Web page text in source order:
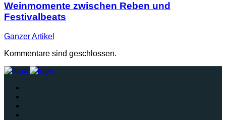
Weinmomente zwischen Reben und
Festivalbeats
GanzerArtikel
Kommentare sind geschlossen.